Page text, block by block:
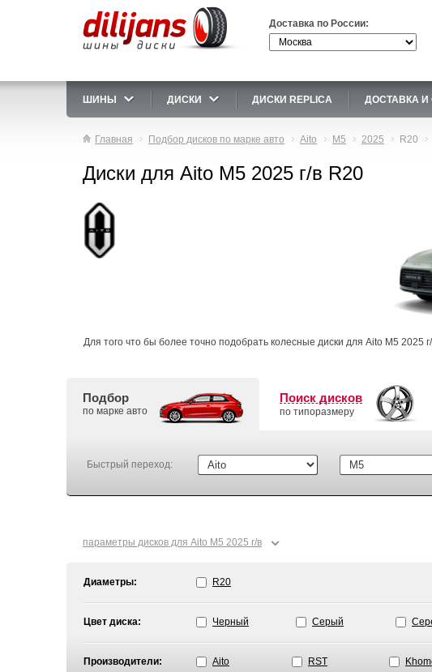
Доставка по России:
ШИНЫ ДИСКИ ДИСКИ REPLICA ДОСТАВКА И
Главная Подбор дисков по марке авто Aito M5 2025 R20
Диски для Aito M5 2025 г/в R20
Для того что бы более точно подобрать колесные диски для Aito M5 2025
Подбор
по марке авто
Поиск дисков
по типоразмеру
Быстрый переход:
параметры дисков для Aito M5 2025 г/в ⌄
Диаметры: R20
Цвет диска: Черный Серый
Производители: Aito RST